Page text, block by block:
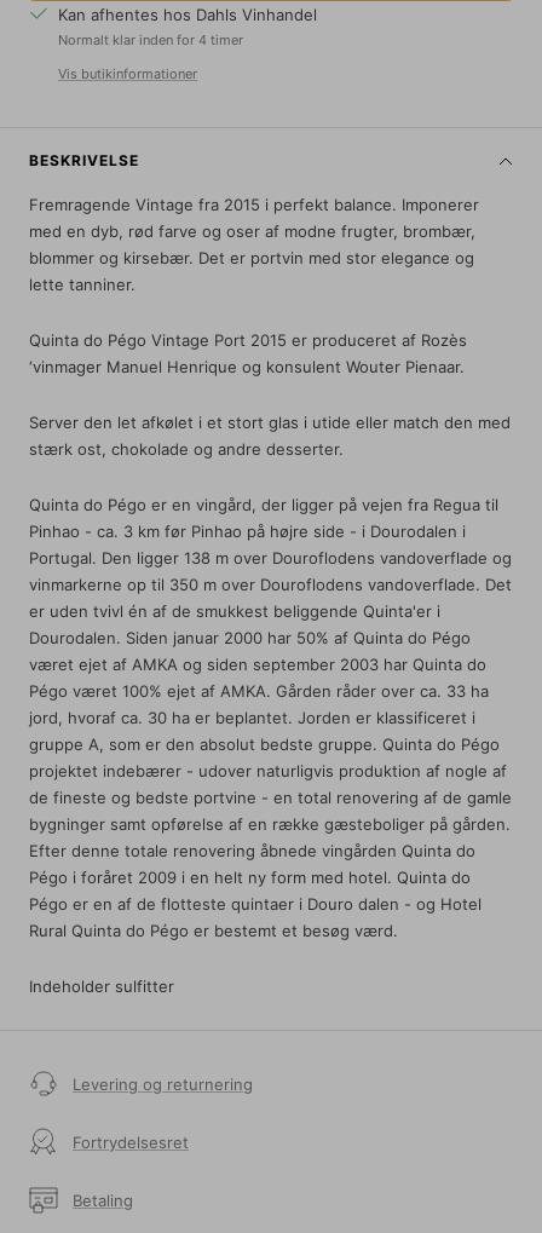
Kan afhentes hos Dahls Vinhandel
Normalt klar inden for 4 timer
Vis butikinformationer
BESKRIVELSE
Fremragende Vintage fra 2015 i perfekt balance. Imponerer
med en dyb, rød farve og oser af modne frugter, brombær,
blommer og kirsebær. Det er portvin med stor elegance og
lette tanniner.
Quinta do Pégo Vintage Port 2015 er produceret af Rozès
‘vinmager Manuel Henrique og konsulent Wouter Pienaar.
Server den let afkølet i et stort glas i utide eller match den med
stærk ost, chokolade og andre desserter.
Quinta do Pégo er en vingård, der ligger på vejen fra Regua til
Pinhao - ca. 3 km før Pinhao på højre side - i Dourodalen i
Portugal. Den ligger 138 m over Douroflodens vandoverflade og
vinmarkerne op til 350 m over Douroflodens vandoverflade. Det
er uden tvivl én af de smukkest beliggende Quinta'er i
Dourodalen. Siden januar 2000 har 50% af Quinta do Pégo
været ejet af AMKA og siden september 2003 har Quinta do
Pégo været 100% ejet af AMKA. Gården råder over ca. 33 ha
jord, hvoraf ca. 30 ha er beplantet. Jorden er klassificeret i
gruppe A, som er den absolut bedste gruppe. Quinta do Pégo
projektet indebærer - udover naturligvis produktion af nogle af
de fineste og bedste portvine - en total renovering af de gamle
bygninger samt opførelse af en række gæsteboliger på gården.
Efter denne totale renovering åbnede vingården Quinta do
Pégo i foråret 2009 i en helt ny form med hotel. Quinta do
Pégo er en af de flotteste quintaer i Douro dalen - og Hotel
Rural Quinta do Pégo er bestemt et besøg værd.
Indeholder sulfitter
Levering og returnering
Fortrydelsesret
Betaling